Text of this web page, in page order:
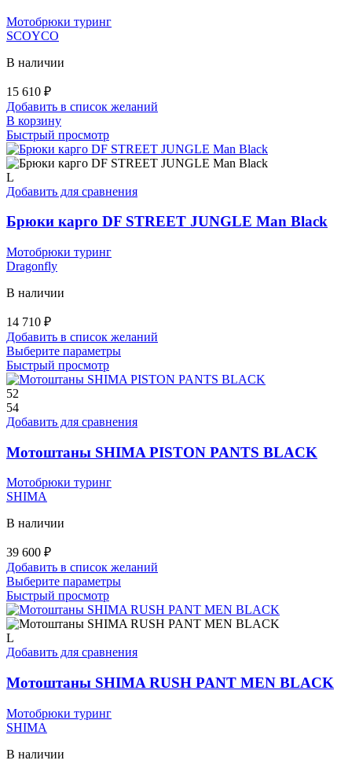
Мотобрюки туринг
SCOYCO
В наличии
15 610 ₽
Добавить в список желаний
В корзину
Быстрый просмотр
L
Добавить для сравнения
Брюки карго DF STREET JUNGLE Man Black
Мотобрюки туринг
Dragonfly
В наличии
14 710 ₽
Добавить в список желаний
Выберите параметрыЭтот
имеет
Опции
выбрать
на
Быстрый просмотр
52
54
Добавить для сравнения
Мотоштаны SHIMA PISTON PANTS BLACK
Мотобрюки туринг
SHIMA
В наличии
39 600 ₽
Добавить в список желаний
Выберите параметрыЭтот
имеет
несколько
Опции
выбрать
на
Быстрый просмотр
L
Добавить для сравнения
Мотоштаны SHIMA RUSH PANT MEN BLACK
Мотобрюки туринг
SHIMA
В наличии